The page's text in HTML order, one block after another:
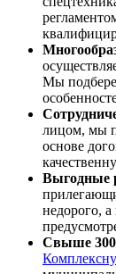
Мы
лицом, мы
основе
Выгодные
недорого,
Свыше 300